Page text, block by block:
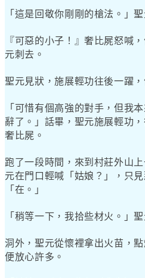
「這是回敬你剛剛的槍法。」聖
『可惡的小子！』奢比屍怒喊
元刺去。
聖元見狀，施展輕功往後一躍，
「可惜有個高強的對手，但我
辭了。」話畢，聖元施展輕功
奢比屍。
跑了一段時間，來到村莊外山
元在門口輕喊「姑娘？」，只
「在。」
「稍等一下，我拾些材火。」
洞外，聖元從懷裡拿出火苗，
便放心許多。